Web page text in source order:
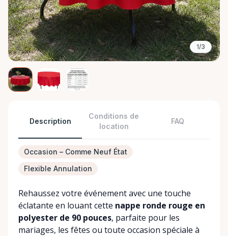
1/3
Description
Conditions de
location
FAQ
Occasion – Comme Neuf État
Flexible Annulation
Rehaussez votre événement avec une touche
éclatante en louant cette nappe ronde rouge en
polyester de 90 pouces, parfaite pour les
mariages, les fêtes ou toute occasion spéciale à